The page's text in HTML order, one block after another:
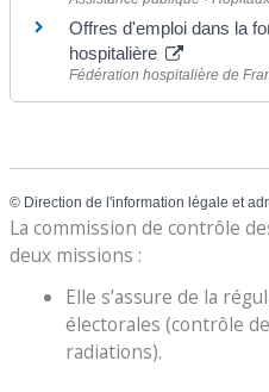
Offres d'emploi dans la
hospitalière
Fédération hospitalière de
© Direction de l'information légale et
La commission de contrôle
deux missions :
Elle s’assure de la
électorales (contrôle
radiations).